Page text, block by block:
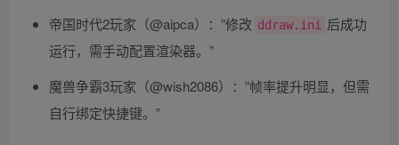
帝国时代2玩家（@aipca）：”修改 ddraw.ini
后成功
运行，需手动配置渲染器。”
魔兽争霸3玩家（@wish2086）：”帧率提升明显，但需
自行绑定快捷键。”